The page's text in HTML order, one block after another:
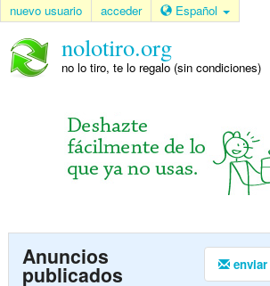
nuevo usuario acceder Español
nolotiro.org
no lo tiro, te lo regalo (sin condiciones)
Anuncios
publicados